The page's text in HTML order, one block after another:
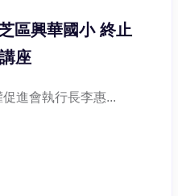
區興華國小 終止
座
進會執行長李惠...